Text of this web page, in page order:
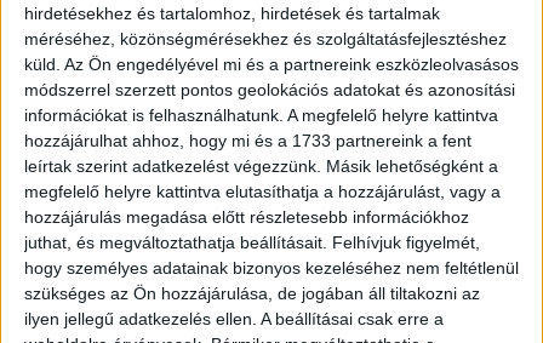
hirdetésekhez és tartalomhoz, hirdetések és tartalmak
méréséhez, közönségmérésekhez és szolgáltatásfejlesztéshez
küld. Az Ön engedélyével mi és a partnereink eszközleolvasásos
módszerrel szerzett pontos geolokációs adatokat és azonosítási
információkat is felhasználhatunk. A megfelelő helyre kattintva
hozzájárulhat ahhoz, hogy mi és a 1733 partnereink a fent
leírtak szerint adatkezelést végezzünk. Másik lehetőségként a
megfelelő helyre kattintva elutasíthatja a hozzájárulást, vagy a
hozzájárulás megadása előtt részletesebb információkhoz
juthat, és megváltoztathatja beállításait. Felhívjuk figyelmét,
hogy személyes adatainak bizonyos kezeléséhez nem feltétlenül
szükséges az Ön hozzájárulása, de jogában áll tiltakozni az
ilyen jellegű adatkezelés ellen. A beállításai csak erre a
Értékesítő
+36 30 179 4296
anna.barcza@oh.hu
www.facebook.com/ohingatlan